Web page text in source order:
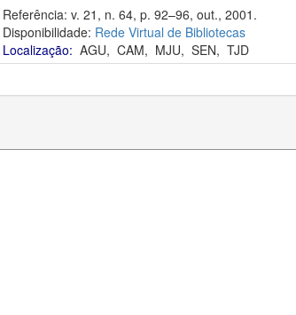
Referência: v. 21, n. 64, p. 92–96, out., 2001.
Disponibilidade: Rede Virtual de Bibliotecas
Localização: AGU, CAM, MJU, SEN, TJD